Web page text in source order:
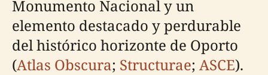
Monumento Nacional y un
elemento destacado y perdurable
del histórico horizonte de Oporto
(Atlas Obscura; Structurae; ASCE).